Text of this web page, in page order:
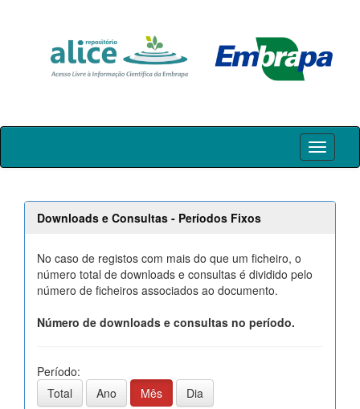
Skip
Downloads e Consultas - Períodos Fixos
No caso de registos com mais do que um ficheiro, o
número total de downloads e consultas é dividido pelo
número de ficheiros associados ao documento.
Número de downloads e consultas no período.
Período:
Total
Ano Mês Dia